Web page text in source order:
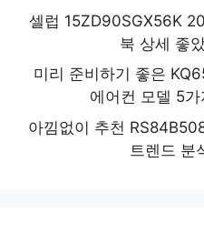
셀럽 15ZD90SGX56K
북 상세 좋
미리 준비하기 좋은
에어컨 모델 5
아낌없이 추천
트렌드 분